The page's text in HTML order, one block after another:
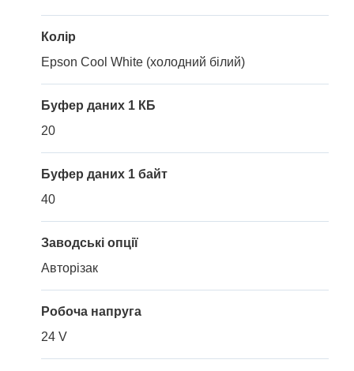
Колір
Epson Cool White (холодний білий)
Буфер даних 1 КБ
20
Буфер даних 1 байт
40
Заводські опції
Авторізак
Робоча напруга
24 V